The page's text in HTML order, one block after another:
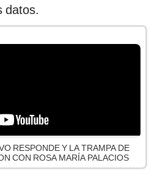
datos.
RESPONDE Y LA TRAMPA DE
CON ROSA MARÍA PALACIOS